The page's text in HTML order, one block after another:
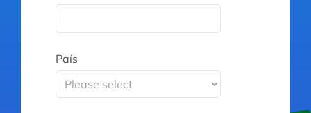
País